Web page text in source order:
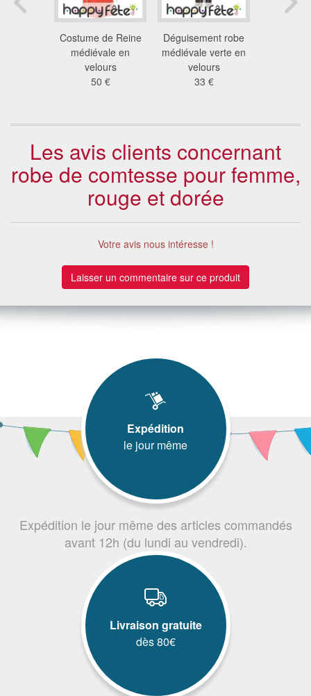
Costume de Reine
médiévale en
velours
50 €
Déguisement robe
médiévale verte en
velours
33 €
Les avis clients concernant
robe de comtesse pour femme,
rouge et dorée
Votre avis nous intéresse !
Laisser un commentaire sur ce produit
Expédition
le jour même
Expédition le jour même des articles commandés
avant 12h (du lundi au vendredi).
Livraison gratuite
dès 80€